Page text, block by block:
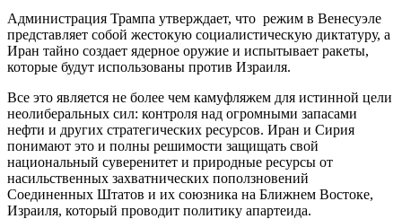
Администрация Трампа утверждает, что режим в Венесуэле
представляет собой жестокую социалистическую диктатуру, а
Иран тайно создает ядерное оружие и испытывает ракеты,
которые будут использованы против Израиля.
Все это является не более чем камуфляжем для истинной цели
неолиберальных сил: контроля над огромными запасами
нефти и других стратегических ресурсов. Иран и Сирия
понимают это и полны решимости защищать свой
национальный суверенитет и природные ресурсы от
насильственных захватнических поползновений
Соединенных Штатов и их союзника на Ближнем Востоке,
Израиля, который проводит политику апартеида.